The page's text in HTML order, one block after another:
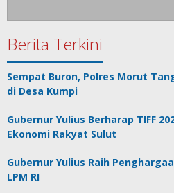
Berita Terkini
Sempat Buron, Polres Morut
di Desa Kumpi
Gubernur Yulius Berharap TIFF
Ekonomi Rakyat Sulut
Gubernur Yulius Raih
LPM RI